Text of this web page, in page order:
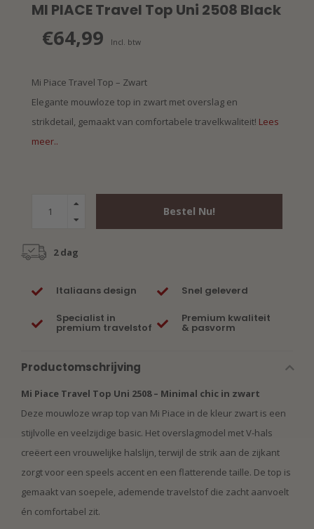
MI PIACE Travel Top Uni 2508 Black
€64,99 Incl. btw
Mi Piace Travel Top – Zwart
Elegante mouwloze top in zwart met overslag en
strikdetail, gemaakt van comfortabele travelkwaliteit! Lees
meer..
Bestel Nu!
2 dag
Italiaans design Snel geleverd
Specialist in
premium travelstof
Premium kwaliteit
& pasvorm
Productomschrijving
Mi Piace Travel Top Uni 2508 – Minimal chic in zwart
Deze mouwloze wrap top van Mi Piace in de kleur zwart is een
stijlvolle en veelzijdige basic. Het overslagmodel met V-hals
creëert een vrouwelijke halslijn, terwijl de strik aan de zijkant
zorgt voor een speels accent en een flatterende taille. De top is
gemaakt van soepele, ademende travelstof die zacht aanvoelt
én comfortabel zit.